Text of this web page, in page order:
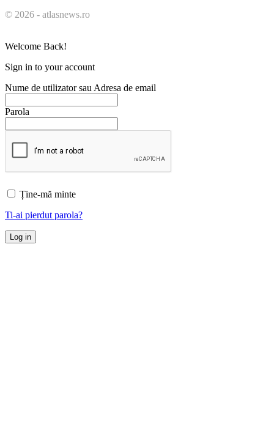
© 2026 - atlasnews.ro
Welcome Back!
Sign in to your account
Nume de utilizator sau Adresa de email
Parola
Ține-mă minte
Ti-ai pierdut parola?